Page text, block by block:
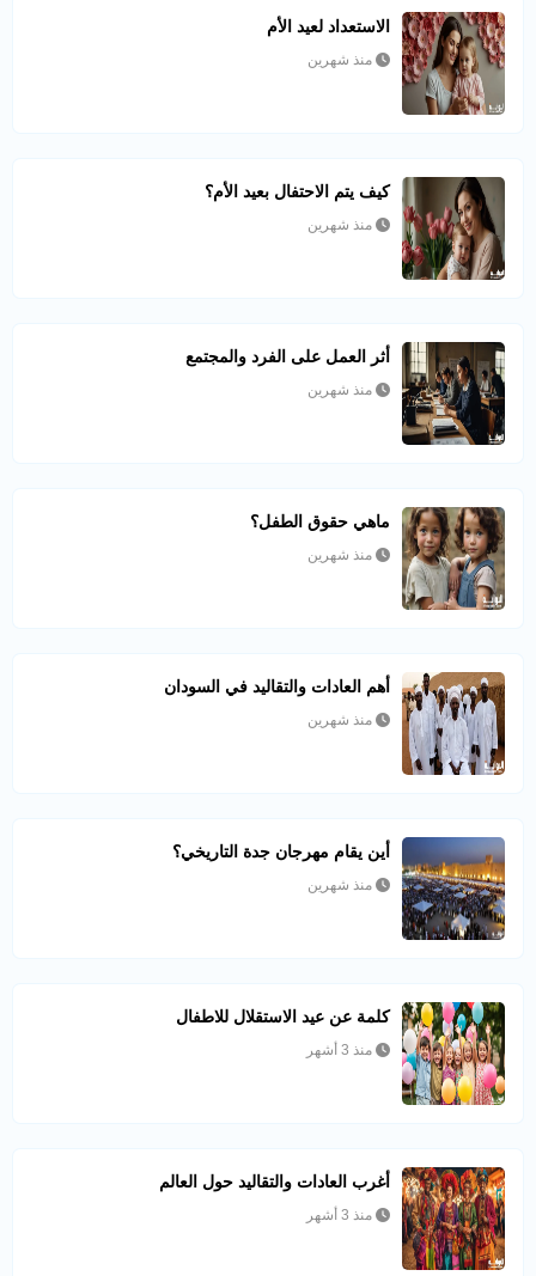
الاستعداد لعيد الأم
منذ شهرين
كيف يتم الاحتفال بعيد الأم؟
منذ شهرين
أثر العمل على الفرد والمجتمع
منذ شهرين
ماهي حقوق الطفل؟
منذ شهرين
أهم العادات والتقاليد في السودان
منذ شهرين
أين يقام مهرجان جدة التاريخي؟
منذ شهرين
كلمة عن عيد الاستقلال للاطفال
منذ 3 أشهر
أغرب العادات والتقاليد حول العالم
منذ 3 أشهر